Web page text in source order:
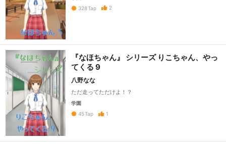
328Tap 2
『なほちゃん』 シリーズ りこちゃん、やっ
てくる 9
八野なな
ただ走ってただけよ！？
学園
45Tap 1